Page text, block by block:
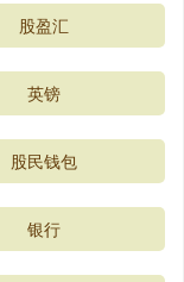
股盈汇
英镑
股民钱包
银行